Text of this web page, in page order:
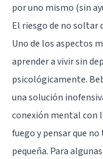
por uno mismo (sin
El riesgo de no soltar
Uno de los aspectos
aprender a vivir sin
psicológicamente.
una solución
conexión mental con
fuego y pensar que
pequeña. Para